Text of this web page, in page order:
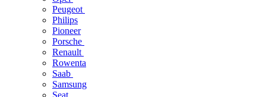
Peugeot
Philips
Pioneer
Porsche
Renault
Rowenta
Saab
Samsung